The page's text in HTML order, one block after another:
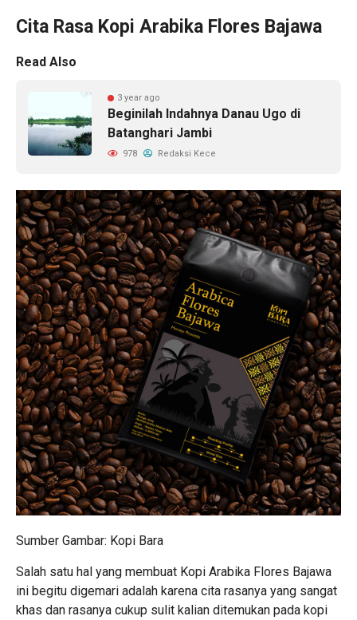
Cita Rasa Kopi Arabika Flores Bajawa
Read Also
3 year ago
Beginilah Indahnya Danau Ugo di
Batanghari Jambi
978 Redaksi Kece
Sumber Gambar: Kopi Bara
Salah satu hal yang membuat Kopi Arabika Flores Bajawa
ini begitu digemari adalah karena cita rasanya yang sangat
khas dan rasanya cukup sulit kalian ditemukan pada kopi